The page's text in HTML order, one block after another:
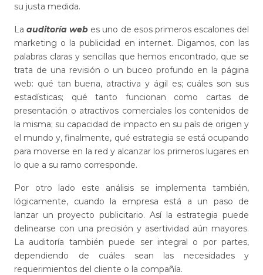
su justa medida.
Laauditoría web es uno de esos primeros escalones del
marketing o la publicidad en internet. Digamos, con las
palabras claras y sencillas que hemos encontrado, que se
trata de una revisión o un buceo profundo en la página
web: qué tan buena, atractiva y ágil es; cuáles son sus
estadísticas; qué tanto funcionan como cartas de
presentación o atractivos comerciales los contenidos de
la misma; su capacidad de impacto en su país de origen y
el mundo y, finalmente, qué estrategia se está ocupando
para moverse en la red y alcanzar los primeros lugares en
lo que a su ramo corresponde.
Por otro lado este análisis se implementa también,
lógicamente, cuando la empresa está a un paso de
lanzar un proyecto publicitario. Así la estrategia puede
delinearse con una precisión y asertividad aún mayores.
La auditoría también puede ser integral o por partes,
dependiendo de cuáles sean las necesidades y
requerimientos del cliente o la compañía.